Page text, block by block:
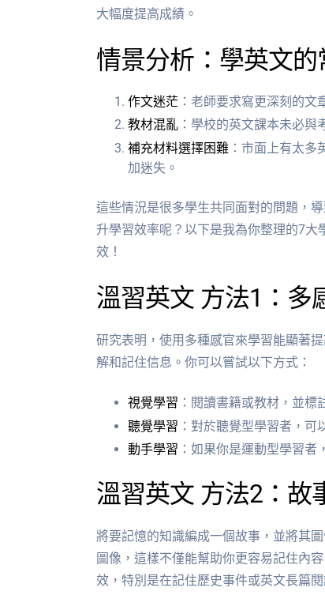
大幅度提高成績。
情景分析：學英文
作文迷茫 ：老師要求寫更深刻的
教材混亂 ：學校的英文課本未必
補充材料選擇困難 ：市面上有太
加迷失。
這些情況是很多學生共同面對的問題，
升學習效率呢？以下是我為你整理的7
效！
溫習英文 方法1：多
研究表明，使用多種感官來學習能顯著
解和記住信息。你可以嘗試以下方式：
視覺學習 ：閱讀書籍或教材，並
聽覺學習 ：對於聽覺型學習者，
動手學習 ：如果你是運動型學習
溫習英文 方法2：故
將要記憶的知識編成一個故事，並將其
圖像，這樣不僅能幫助你更容易記住內
效，特別是在記住歷史事件或英文長篇閱